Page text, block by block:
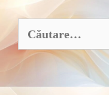
după: